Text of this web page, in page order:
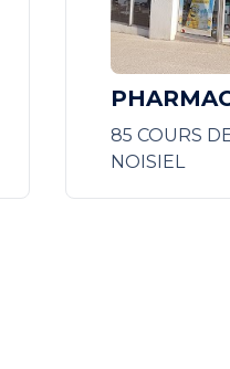
85 COURS
NOISIEL